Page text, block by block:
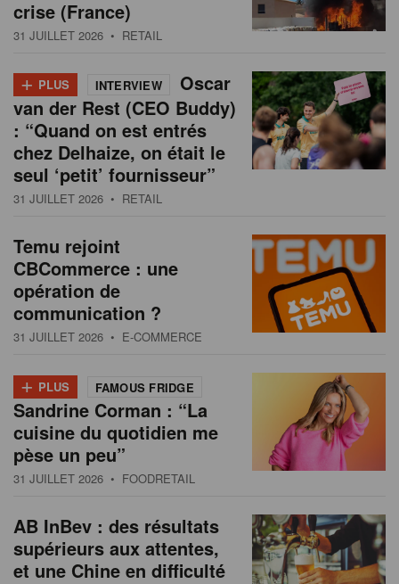
crise (France)
31 JUILLET 2026 • RETAIL
+ PLUS INTERVIEW
Oscar
van der Rest (CEO Buddy)
: “Quand on est entrés
chez Delhaize, on était le
seul ‘petit’ fournisseur”
31 JUILLET 2026 • RETAIL
Temu rejoint
CBCommerce : une
opération de
communication ?
31 JUILLET 2026 • E-COMMERCE
+ PLUS FAMOUS FRIDGE
Sandrine Corman : “La
cuisine du quotidien me
pèse un peu”
31 JUILLET 2026 • FOODRETAIL
AB InBev : des résultats
supérieurs aux attentes,
et une Chine en difficulté